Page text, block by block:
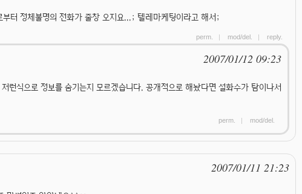
터 정체불명의 전화가 줄창 오지요...; 텔레마케팅이라고 해서;
perm. | mod/del. | reply.
2007/01/12 09:23
런식으로 정보를 숨기는지 모르겠습니다. 공개적으로 해놨다면 설화수가 탐이나서
perm. | mod/del.
2007/01/11 21:23